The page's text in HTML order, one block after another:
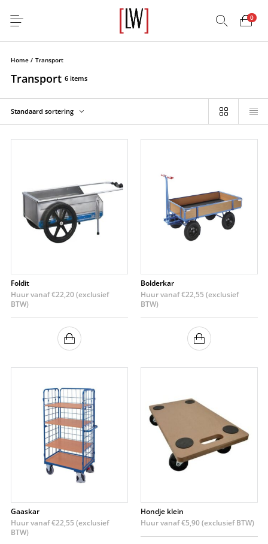
0
Home / Transport
Transport 6 items
Standaard sortering
Foldit
Huur vanaf€22,20(exclusief
BTW)
Bolderkar
Huur vanaf€22,55 (exclusief
BTW)
Gaaskar
Huur vanaf€22,55 (exclusief
BTW)
Hondje klein
Huur vanaf€5,90(exclusief BTW)